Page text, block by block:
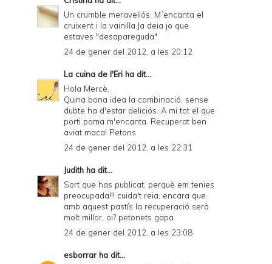
Un crumble meravellós. M´encanta el
cruixent i la vainilla.Ja deia jo que
estaves "desapareguda".
24 de gener del 2012, a les 20:12
La cuina de l'Eri ha dit...
Hola Mercè,
Quina bona idea la combinació, sense
dubte ha d'estar deliciós. A mi tot el que
porti poma m'encanta. Recuperat ben
aviat maca! Petons
24 de gener del 2012, a les 22:31
Judith ha dit...
Sort que has publicat, perquè em tenies
preocupada!!! cuida't reia, encara que
amb aquest pastís la recuperació serà
molt millor, oi? petonets gapa
24 de gener del 2012, a les 23:08
esborrar ha dit...